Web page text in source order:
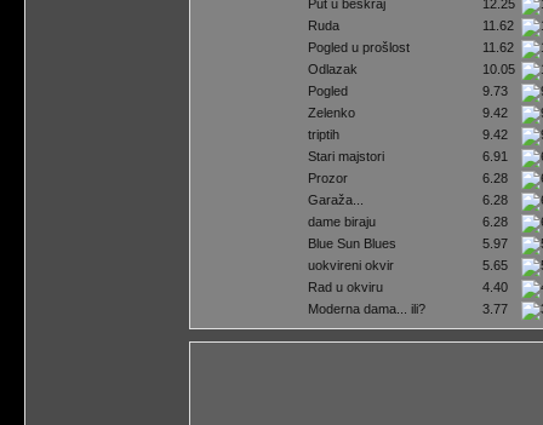
Put u beskraj
12.25
Ruda
11.62
Pogled u prošlost
11.62
Odlazak
10.05
Pogled
9.73
Zelenko
9.42
triptih
9.42
Stari majstori
6.91
Prozor
6.28
Garaža...
6.28
dame biraju
6.28
Blue Sun Blues
5.97
uokvireni okvir
5.65
Rad u okviru
4.40
Moderna dama... ili?
3.77